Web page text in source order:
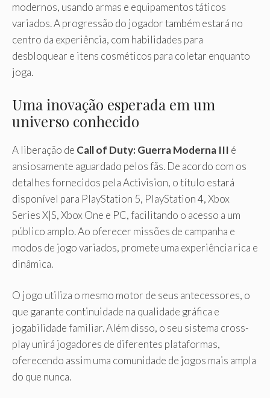
modernos, usando armas e equipamentos táticos
variados. A progressão do jogador também estará no
centro da experiência, com habilidades para
desbloquear e itens cosméticos para coletar enquanto
joga.
Uma inovação esperada em um
universo conhecido
A liberação de Call of Duty: Guerra Moderna III é
ansiosamente aguardado pelos fãs. De acordo com os
detalhes fornecidos pela Activision, o título estará
disponível para PlayStation 5, PlayStation 4, Xbox
Series X|S, Xbox One e PC, facilitando o acesso a um
público amplo. Ao oferecer missões de campanha e
modos de jogo variados, promete uma experiência rica e
dinâmica.
O jogo utiliza o mesmo motor de seus antecessores, o
que garante continuidade na qualidade gráfica e
jogabilidade familiar. Além disso, o seu sistema cross-
play unirá jogadores de diferentes plataformas,
oferecendo assim uma comunidade de jogos mais ampla
do que nunca.